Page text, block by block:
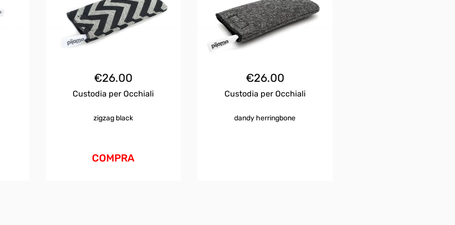
€26.00
Custodia per Occhiali
zigzag black
COMPRA
€26.00
Custodia per Occhiali
dandy herringbone